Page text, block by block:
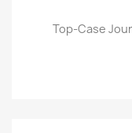
Top-Case